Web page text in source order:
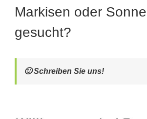
Markisen oder
gesucht?
🙂 Schreiben Sie uns!